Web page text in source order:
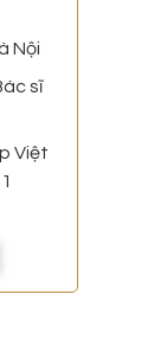
Nội
sĩ
Việt